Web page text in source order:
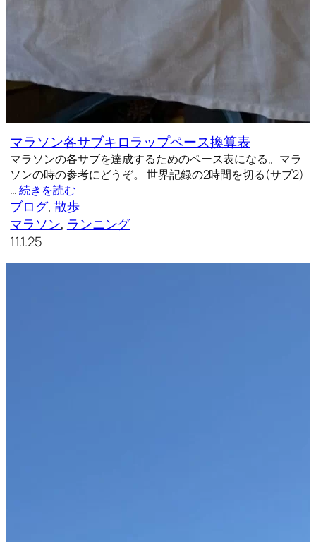
マラソン各サブキロラップペース換算表
マラソンの各サブを達成するためのペース表になる。マラ
ソンの時の参考にどうぞ。 世界記録の2時間を切る(サブ2)
…続きを読む
ブログ, 散歩
マラソン, ランニング
11.1.25